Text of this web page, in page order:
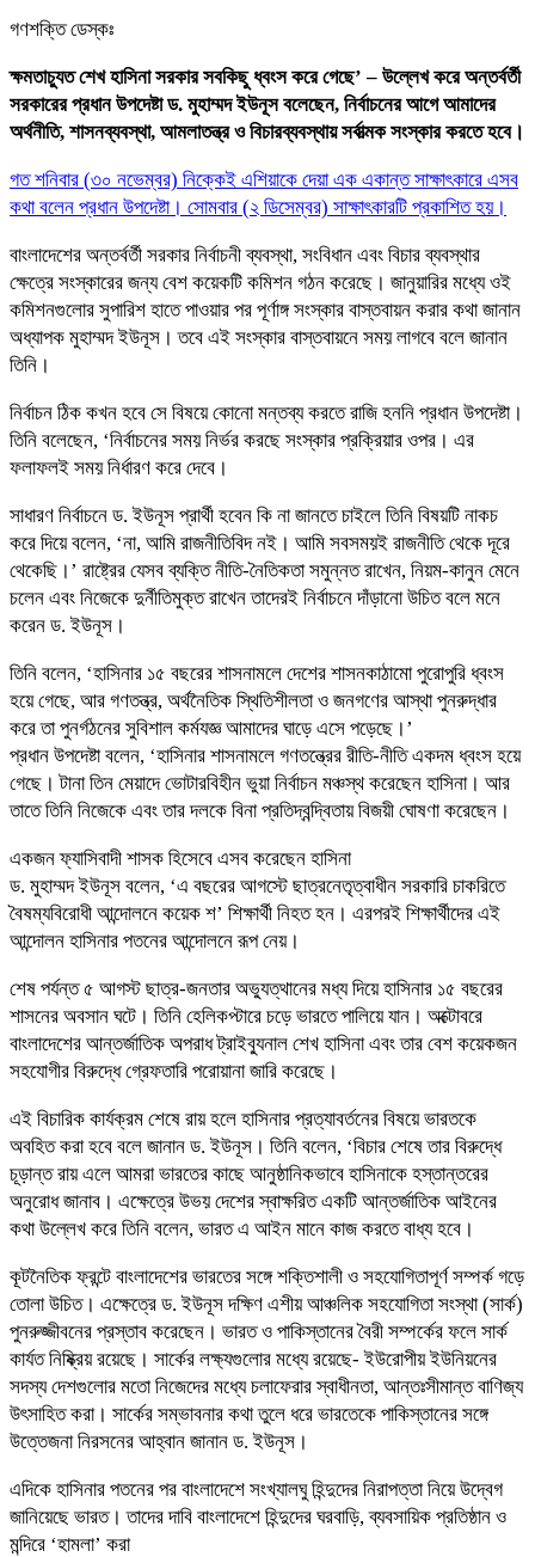
গণশক্তি ডেস্কঃ
ক্ষমতাচ্যুত শেখ হাসিনা সরকার সবকিছু ধ্বংস করে গেছে’ – উল্লেখ করে অন্তর্বর্তী
সরকারের প্রধান উপদেষ্টা ড. মুহাম্মদ ইউনূস বলেছেন, নির্বাচনের আগে আমাদের
অর্থনীতি, শাসনব্যবস্থা, আমলাতন্ত্র ও বিচারব্যবস্থায় সর্বাত্মক সংস্কার করতে হবে।
গত শনিবার (৩০ নভেম্বর) নিক্কেই এশিয়াকে দেয়া এক একান্ত সাক্ষাৎকারে এসব
কথা বলেন প্রধান উপদেষ্টা। সোমবার (২ ডিসেম্বর) সাক্ষাৎকারটি প্রকাশিত হয়।
বাংলাদেশের অন্তর্বর্তী সরকার নির্বাচনী ব্যবস্থা, সংবিধান এবং বিচার ব্যবস্থার
ক্ষেত্রে সংস্কারের জন্য বেশ কয়েকটি কমিশন গঠন করেছে। জানুয়ারির মধ্যে ওই
কমিশনগুলোর সুপারিশ হাতে পাওয়ার পর পূর্ণাঙ্গ সংস্কার বাস্তবায়ন করার কথা জানান
অধ্যাপক মুহাম্মদ ইউনূস। তবে এই সংস্কার বাস্তবায়নে সময় লাগবে বলে জানান
তিনি।
নির্বাচন ঠিক কখন হবে সে বিষয়ে কোনো মন্তব্য করতে রাজি হননি প্রধান উপদেষ্টা।
তিনি বলেছেন, ‘নির্বাচনের সময় নির্ভর করছে সংস্কার প্রক্রিয়ার ওপর। এর
ফলাফলই সময় নির্ধারণ করে দেবে।
সাধারণ নির্বাচনে ড. ইউনূস প্রার্থী হবেন কি না জানতে চাইলে তিনি বিষয়টি নাকচ
করে দিয়ে বলেন, ‘না, আমি রাজনীতিবিদ নই। আমি সবসময়ই রাজনীতি থেকে দূরে
থেকেছি।’ রাষ্ট্রের যেসব ব্যক্তি নীতি-নৈতিকতা সমুন্নত রাখেন, নিয়ম-কানুন মেনে
চলেন এবং নিজেকে দুর্নীতিমুক্ত রাখেন তাদেরই নির্বাচনে দাঁড়ানো উচিত বলে মনে
করেন ড. ইউনূস।
তিনি বলেন, ‘হাসিনার ১৫ বছরের শাসনামলে দেশের শাসনকাঠামো পুরোপুরি ধ্বংস
হয়ে গেছে, আর গণতন্ত্র, অর্থনৈতিক স্থিতিশীলতা ও জনগণের আস্থা পুনরুদ্ধার
করে তা পুনর্গঠনের সুবিশাল কর্মযজ্ঞ আমাদের ঘাড়ে এসে পড়েছে।’
প্রধান উপদেষ্টা বলেন, ‘হাসিনার শাসনামলে গণতন্ত্রের রীতি-নীতি একদম ধ্বংস হয়ে
গেছে। টানা তিন মেয়াদে ভোটারবিহীন ভুয়া নির্বাচন মঞ্চস্থ করেছেন হাসিনা। আর
তাতে তিনি নিজেকে এবং তার দলকে বিনা প্রতিদ্বন্দ্বিতায় বিজয়ী ঘোষণা করেছেন।
একজন ফ্যাসিবাদী শাসক হিসেবে এসব করেছেন হাসিনা
ড. মুহাম্মদ ইউনূস বলেন, ‘এ বছরের আগস্টে ছাত্রনেতৃত্বাধীন সরকারি চাকরিতে
বৈষম্যবিরোধী আন্দোলনে কয়েক শ’ শিক্ষার্থী নিহত হন। এরপরই শিক্ষার্থীদের এই
আন্দোলন হাসিনার পতনের আন্দোলনে রূপ নেয়।
শেষ পর্যন্ত ৫ আগস্ট ছাত্র-জনতার অভ্যুত্থানের মধ্য দিয়ে হাসিনার ১৫ বছরের
শাসনের অবসান ঘটে। তিনি হেলিকপ্টারে চড়ে ভারতে পালিয়ে যান। অক্টোবরে
বাংলাদেশের আন্তর্জাতিক অপরাধ ট্রাইব্যুনাল শেখ হাসিনা এবং তার বেশ কয়েকজন
সহযোগীর বিরুদ্ধে গ্রেফতারি পরোয়ানা জারি করেছে।
এই বিচারিক কার্যক্রম শেষে রায় হলে হাসিনার প্রত্যাবর্তনের বিষয়ে ভারতকে
অবহিত করা হবে বলে জানান ড. ইউনূস। তিনি বলেন, ‘বিচার শেষে তার বিরুদ্ধে
চূড়ান্ত রায় এলে আমরা ভারতের কাছে আনুষ্ঠানিকভাবে হাসিনাকে হস্তান্তরের
অনুরোধ জানাব। এক্ষেত্রে উভয় দেশের স্বাক্ষরিত একটি আন্তর্জাতিক আইনের
কথা উল্লেখ করে তিনি বলেন, ভারত এ আইন মানে কাজ করতে বাধ্য হবে।
কূটনৈতিক ফ্রন্টে বাংলাদেশের ভারতের সঙ্গে শক্তিশালী ও সহযোগিতাপূর্ণ সম্পর্ক গড়ে
তোলা উচিত। এক্ষেত্রে ড. ইউনূস দক্ষিণ এশীয় আঞ্চলিক সহযোগিতা সংস্থা (সার্ক)
পুনরুজ্জীবনের প্রস্তাব করেছেন। ভারত ও পাকিস্তানের বৈরী সম্পর্কের ফলে সার্ক
কার্যত নিষ্ক্রিয় রয়েছে। সার্কের লক্ষ্যগুলোর মধ্যে রয়েছে- ইউরোপীয় ইউনিয়নের
সদস্য দেশগুলোর মতো নিজেদের মধ্যে চলাফেরার স্বাধীনতা, আন্তঃসীমান্ত বাণিজ্য
উৎসাহিত করা। সার্কের সম্ভাবনার কথা তুলে ধরে ভারতেকে পাকিস্তানের সঙ্গে
উত্তেজনা নিরসনের আহ্বান জানান ড. ইউনূস।
এদিকে হাসিনার পতনের পর বাংলাদেশে সংখ্যালঘু হিন্দুদের নিরাপত্তা নিয়ে উদ্বেগ
জানিয়েছে ভারত। তাদের দাবি বাংলাদেশে হিন্দুদের ঘরবাড়ি, ব্যবসায়িক প্রতিষ্ঠান ও
মন্দিরে ‘হামলা’ করা